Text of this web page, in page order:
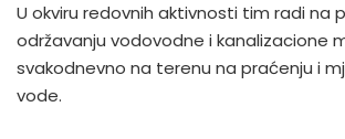
U okviru redovnih aktivnosti tim radi na
održavanju vodovodne i kanalizacione
svakodnevno na terenu na praćenju i
vode.